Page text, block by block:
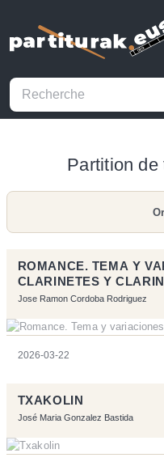
Partition de
ROMANCE. TEMA Y
CLARINETES Y
Jose Ramon Cordoba Rodriguez
2026-03-22
TXAKOLIN
José Maria Gonzalez Bastida